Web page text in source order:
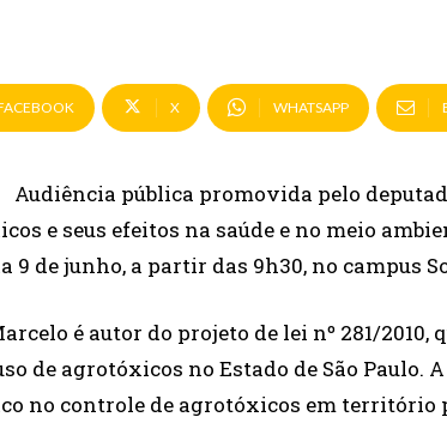
X WHATSAPP
Audiência pública promovida pelo
e seus efeitos na saúde e no meio
de junho, a partir das 9h30, no campus
é autor do projeto de lei nº 281/2010,
de agrotóxicos no Estado de São Paulo.
no controle de agrotóxicos em território